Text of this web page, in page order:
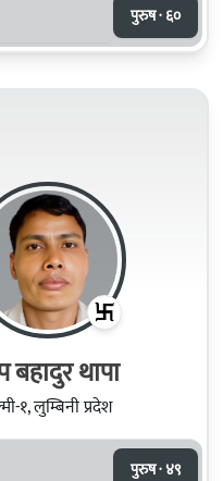
पुरुष · ६०
बहादुर थापा
१, लुम्बिनी प्रदेश
पुरुष · ४९